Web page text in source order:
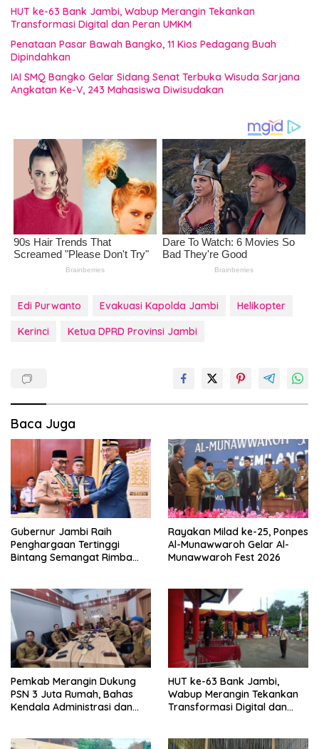
HUT ke-63 Bank Jambi, Wabup Merangin Tekankan
Transformasi Digital dan Peran UMKM
Penataan Pasar Bawah Bangko, 11 Kios Pedagang Buah
Dipindahkan
IAI SMQ Bangko Gelar Sidang Senat Terbuka Wisuda Sarjana
Angkatan Ke-V, 243 Mahasiswa Diwisudakan
Edi Purwanto Evakuasi Kapolda Jambi
Helikopter
Kerinci
Ketua DPRD Provinsi Jambi
Baca Juga
Gubernur Jambi Raih
Penghargaan Tertinggi
Bintang Semangat Rimba
Rayakan Milad ke-25, Ponpes
Al-Munawwaroh Gelar Al-
Munawwaroh Fest 2026
Pemkab Merangin Dukung
PSN 3 Juta Rumah, Bahas
Kendala Administrasi dan
HUT ke-63 Bank Jambi,
Wabup Merangin Tekankan
Transformasi Digital dan